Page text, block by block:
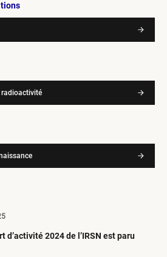
radioactivité
d’activité 2024 de l’IRSN est paru